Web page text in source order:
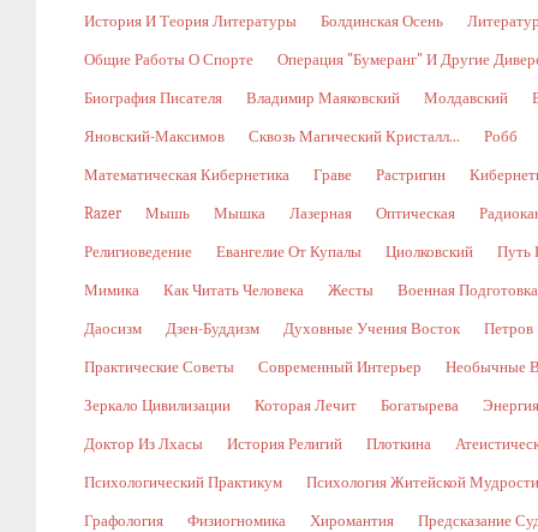
История И Теория Литературы Болдинская Осень
Общие Работы О Спорте Операция "Бумеранг" И Другие
Биография Писателя Владимир Маяковский Молдавский
Яновский-Максимов Сквозь Магический Кристалл... Робб
Математическая Кибернетика Граве Растригин
Razer Мышь Мышка Лазерная Оптическая
Религиоведение Евангелие От Купалы Циолковский Путь
Мимика Как Читать Человека Жесты Военная Подготовка
Даосизм Дзен-Буддизм Духовные Учения Восток Петров
Практические Советы Современный Интерьер Необычные
Зеркало Цивилизации Которая Лечит Богатырева
Доктор Из Лхасы История Религий Плоткина
Психологический Практикум Психология Житейской Мудрости
Графология Физиогномика Хиромантия Предсказание